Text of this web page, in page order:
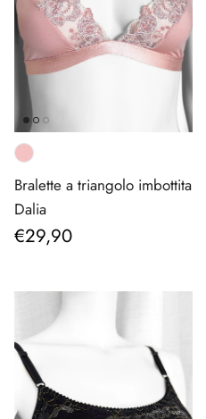
Bralette a triangolo imbottita
Dalia
Prezzo normale
€29,90